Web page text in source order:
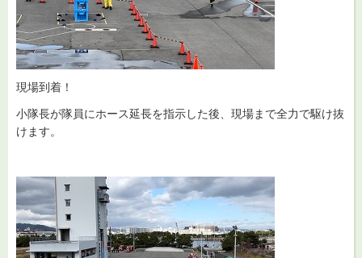
現場到着！
小隊長が隊員にホース延長を指示した後、現場まで全力で駆け抜
けます。